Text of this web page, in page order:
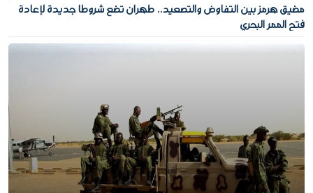
مضيق هرمز بين التفاوض والتصعيد.. طهران تضع شروطا جديدة لإعادة
فتح الممر البحري